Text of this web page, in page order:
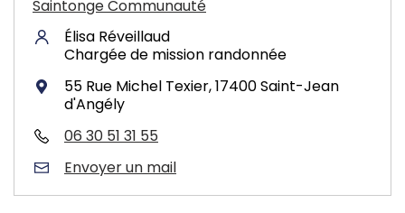
Saintonge Communauté
Élisa Réveillaud
Chargée de mission randonnée
55 Rue Michel Texier, 17400 Saint-Jean
d'Angély
06 30 51 31 55
Envoyer un mail